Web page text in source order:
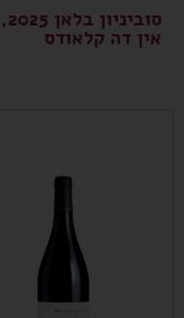
אין דה קלאודס